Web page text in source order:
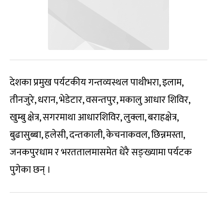
देशका प्रमुख पर्यटकीय गन्तव्यस्थल पाथीभरा, इलाम,
तीनजुरे, धरान, भेडेटार, वसन्तपुर, मकालु आधार शिविर,
खुम्बु क्षेत्र, सगरमाथा आधारशिविर, लुक्ला, बराहक्षेत्र,
बुढासुब्बा, हलेसी, दन्तकाली, केचनाकवल, छिन्नमस्ता,
जनकपुरधाम र भरततालमासमेत धेरै सङ्ख्यामा पर्यटक
पुगेका छन् ।